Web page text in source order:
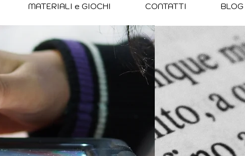
MATERIALI e GIOCHI CONTATTI BLOG